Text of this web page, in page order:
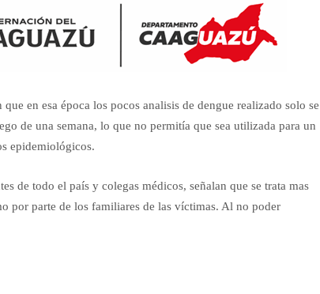
en esa época los pocos analisis de dengue realizado solo se
de una semana, lo que no permitía que sea utilizada para un
epidemiológicos.
de todo el país y colegas médicos, señalan que se trata mas
por parte de los familiares de las víctimas. Al no poder